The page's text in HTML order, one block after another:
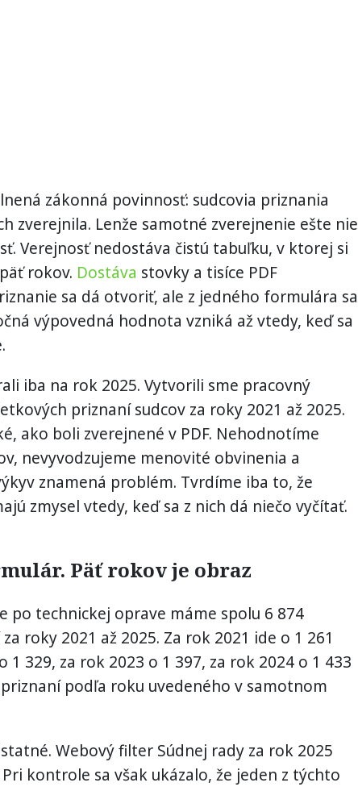
zákonná povinnosť: sudcovia priznania
zverejnila. Lenže samotné zverejnenie ešte nie
Verejnosť nedostáva čistú tabuľku, v ktorej si
rokov. Dostáva stovky a tisíce PDF
sa dá otvoriť, ale z jedného formulára sa
výpovedná hodnota vzniká až vtedy, keď sa
iba na rok 2025. Vytvorili sme pracovný
priznaní sudcov za roky 2021 až 2025.
ako boli zverejnené v PDF. Nehodnotíme
nevyvodzujeme menovité obvinenia a
znamená problém. Tvrdíme iba to, že
zmysel vtedy, keď sa z nich dá niečo vyčítať.
Päť rokov je obraz
po technickej oprave máme spolu 6 874
roky 2021 až 2025. Za rok 2021 ide o 1 261
1 329, za rok 2023 o 1 397, za rok 2024 o 1 433
podľa roku uvedeného v samotnom
Webový filter Súdnej rady za rok 2025
kontrole sa však ukázalo, že jeden z týchto